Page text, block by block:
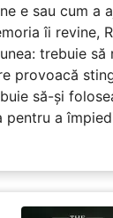
e sau cum a
îi revine,
trebuie să
provoacă
să-și
pentru a